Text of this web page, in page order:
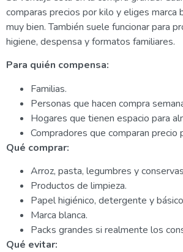
comparas precios por kilo y eliges marca
muy bien. También suele funcionar para
higiene, despensa y formatos familiares.
Para quién compensa:
Familias.
Personas que hacen compra
Hogares que tienen espacio para
Compradores que comparan precio
Qué comprar:
Arroz, pasta, legumbres y
Productos de limpieza.
Papel higiénico, detergente y
Marca blanca.
Packs grandes si realmente los
Qué evitar: